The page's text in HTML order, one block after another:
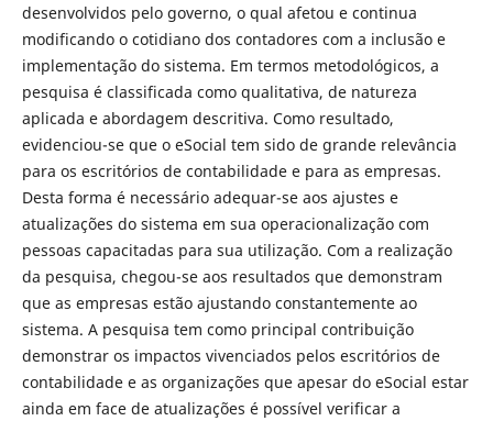
desenvolvidos pelo governo, o qual afetou e continua
modificando o cotidiano dos contadores com a inclusão e
implementação do sistema. Em termos metodológicos, a
pesquisa é classificada como qualitativa, de natureza
aplicada e abordagem descritiva. Como resultado,
evidenciou-se que o eSocial tem sido de grande relevância
para os escritórios de contabilidade e para as empresas.
Desta forma é necessário adequar-se aos ajustes e
atualizações do sistema em sua operacionalização com
pessoas capacitadas para sua utilização. Com a realização
da pesquisa, chegou-se aos resultados que demonstram
que as empresas estão ajustando constantemente ao
sistema. A pesquisa tem como principal contribuição
demonstrar os impactos vivenciados pelos escritórios de
contabilidade e as organizações que apesar do eSocial estar
ainda em face de atualizações é possível verificar a